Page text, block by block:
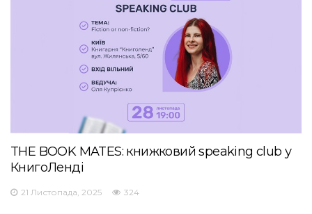
THE BOOK MATES: книжковий speaking club у
КнигоЛенді
21 Листопада, 2025 324